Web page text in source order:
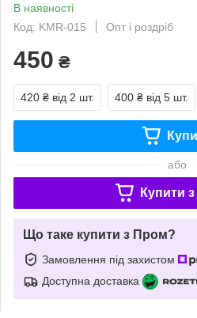
В наявності
Код: KMR-015
Опт і роздріб
450 ₴
420 ₴ від 2 шт. 400 ₴ від 5 шт.
або
Купити з
Що таке купити з Пром?
Замовлення під захистом
Доступна доставка